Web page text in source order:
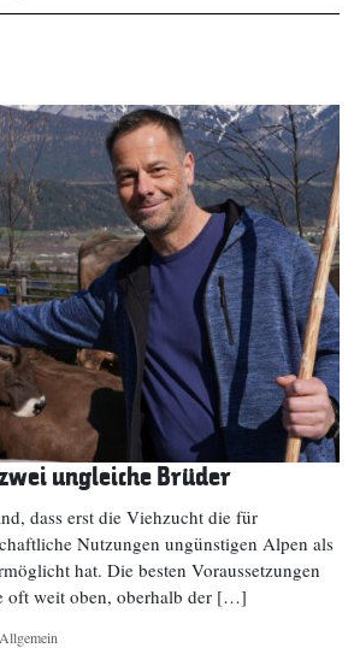
ungleiche Brüder
dass erst die Viehzucht die für
Nutzungen ungünstigen Alpen als
hat. Die besten Voraussetzungen
oft weit oben, oberhalb der […]
Allgemein